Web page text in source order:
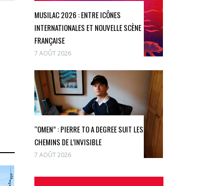
MUSILAC 2026 : ENTRE ICÔNES
INTERNATIONALES ET NOUVELLE SCÈNE
FRANÇAISE
7 AOÛT 2026
“OMEN” : PIERRE TO A DEGREE SUIT LES
CHEMINS DE L’INVISIBLE
7 AOÛT 2026